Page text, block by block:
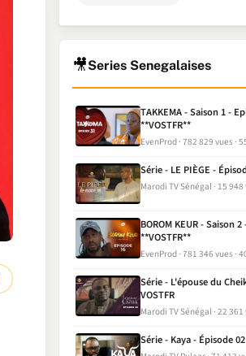
🎥Series Senegalaises
TAKKEMA - Saison 1 -
**VOSTFR**
EvenProd 782 829 vues
Série - LE PIÈGE -
Marodi TV Sénégal 15 948
BOROM KEUR - Saison
**VOSTFR**
EvenProd 781 346 vues
Série - L'épouse du
VOSTFR
Marodi TV Sénégal 22 361
Série - Kaya - Épisode